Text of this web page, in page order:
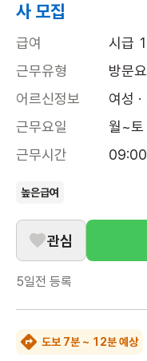
사 모집
급여
시급
근무유형
방문
어르신정보
여성
근무요일
월~
근무시간
높은급여
관심
5일전 등록
도보 7분 ~ 12분 예상